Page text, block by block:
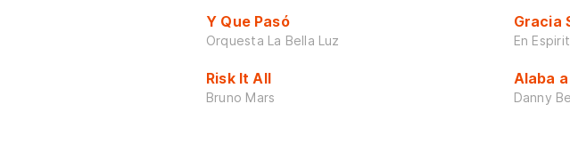
Y Que Pasó
Orquesta La Bella Luz
Risk It All
Bruno Mars
Gracia
En
Alaba
Danny